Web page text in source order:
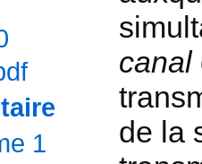
1
canal
de la